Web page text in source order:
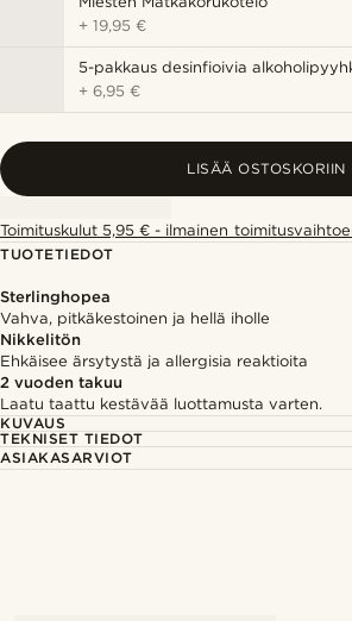
+19,95 €
5-pakkaus desinfioivia
+6,95 €
LISÄÄ OSTOSKORIIN
Toimituskulut 5,95 € - ilmainen
TUOTETIEDOT
Sterlinghopea
Vahva, pitkäkestoinen ja hellä iholle
Nikkelitön
Ehkäisee ärsytystä ja allergisia reaktioita
2 vuoden takuu
Laatu taattu kestävää luottamusta varten.
KUVAUS
TEKNISET TIEDOT
ASIAKASARVIOT